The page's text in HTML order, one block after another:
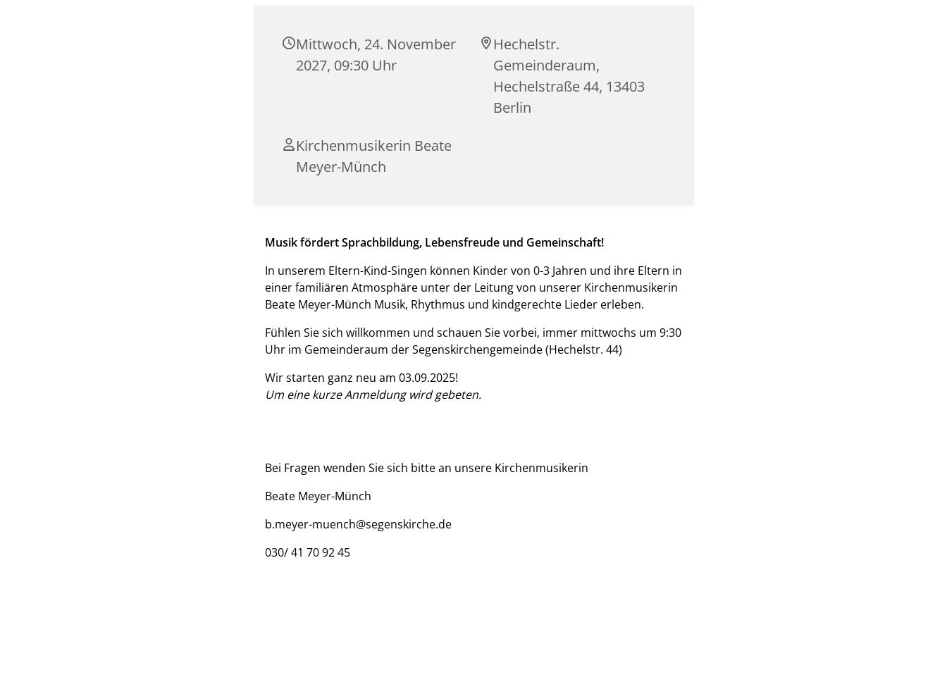
Mittwoch, 24. November
2027, 09:30 Uhr
Hechelstr.
Gemeinderaum,
Hechelstraße 44, 13403
Berlin
Kirchenmusikerin Beate
Meyer-Münch
Musik fördert Sprachbildung, Lebensfreude und Gemeinschaft!
In unserem Eltern-Kind-Singen können Kinder von 0-3 Jahren und ihre Eltern in
einer familiären Atmosphäre unter der Leitung von unserer Kirchenmusikerin
Beate Meyer-Münch Musik, Rhythmus und kindgerechte Lieder erleben.
Fühlen Sie sich willkommen und schauen Sie vorbei, immer mittwochs um 9:30
Uhr im Gemeinderaum der Segenskirchengemeinde (Hechelstr. 44)
Wir starten ganz neu am 03.09.2025!
Um eine kurze Anmeldung wird gebeten.
Bei Fragen wenden Sie sich bitte an unsere Kirchenmusikerin
Beate Meyer-Münch
b.meyer-muench@segenskirche.de
030/ 41 70 92 45